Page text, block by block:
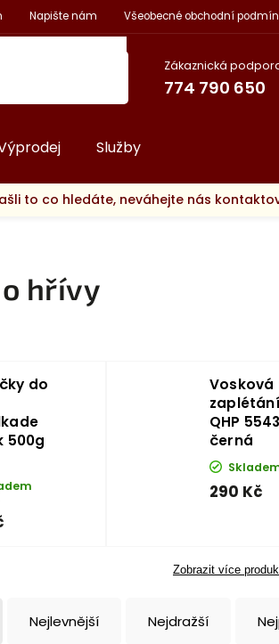
Napište nám Všeobecné obchodní
Zákaznická
774 790 650
Služby
to co hledáte, neváhejte nás
hřívy
do
500g
Vosková
QHP 5543
černá
290 Kč
Zobrazit více
Nejlevnější Nejdražší